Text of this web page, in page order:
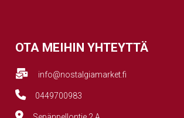
OTA MEIHIN YHTEYTTÄ
info@nostalgiamarket.fi
0449700983